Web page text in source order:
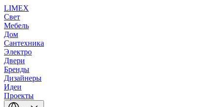
LIMEX
Свет
Мебель
Дом
Сантехника
Электро
Двери
Бренды
Дизайнеры
Идеи
Проекты